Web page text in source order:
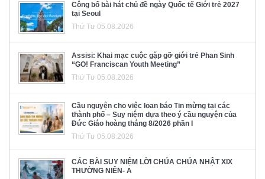
Công bố bài hát chủ đề ngày Quốc tế Giới trẻ 2027
tại Seoul
Thứ Tư 05.08.2026
Assisi: Khai mạc cuộc gặp gỡ giới trẻ Phan Sinh
“GO! Franciscan Youth Meeting”
Thứ Tư 05.08.2026
Cầu nguyện cho việc loan báo Tin mừng tại các
thành phố – Suy niệm dựa theo ý cầu nguyện của
Đức Giáo hoàng tháng 8/2026 phần I
Thứ Tư 05.08.2026
CÁC BÀI SUY NIỆM LỜI CHÚA CHÚA NHẬT XIX
THƯỜNG NIÊN- A